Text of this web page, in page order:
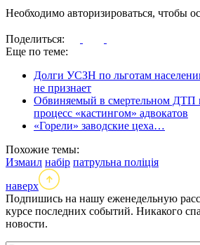
Необходимо авторизироваться, чтобы
Поделиться:
Еще по теме:
Долги УСЗН по льготам
не признает
Обвиняемый в смертельном ДТП
процесс «кастингом» адвокатов
«Горели» заводские цеха…
Похожие темы:
Измаил набір патрульна поліція
наверх
Подпишись на нашу еженедельную
курсе последних событий. Никакого
новости.